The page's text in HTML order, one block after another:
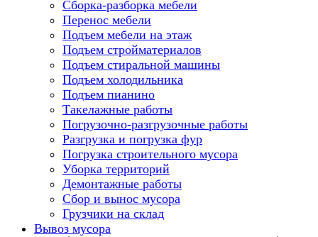
Сборка-разборка мебели
Перенос мебели
Подъем мебели на этаж
Подъем стройматериалов
Подъем стиральной машины
Подъем холодильника
Подъем пианино
Такелажные работы
Погрузочно-разгрузочные работы
Разгрузка и погрузка фур
Погрузка строительного мусора
Уборка территорий
Демонтажные работы
Сбор и вынос мусора
Грузчики на склад
Вывоз мусора